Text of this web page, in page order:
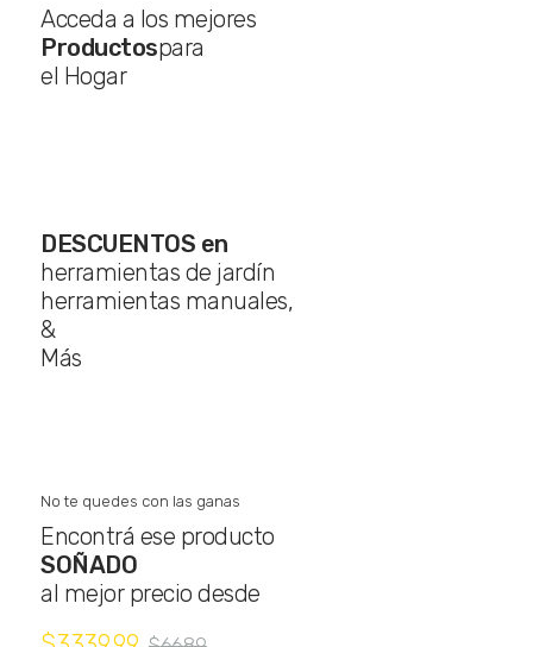
Acceda a los mejores
Productospara
el Hogar
DESCUENTOS en
herramientas de jardín
herramientas manuales,
&
Más
No te quedes con las ganas
Encontrá ese producto
SOÑADO
al mejor precio desde